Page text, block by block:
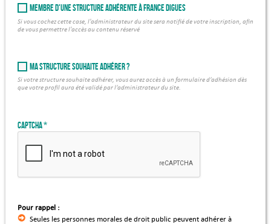
Membre d'une structure adhérente à France Digues
Si vous cochez cette case, l'administrateur du site sera notifié de votre inscription, afin
de vous permettre l'accès au contenu réservé
Ma structure souhaite adhérer ?
Si votre structure souhaite adhérer, vous aurez accès à un formulaire d’adhésion dès
que votre profil aura été validé par l’administrateur du site.
Captcha
Pour rappel :
Seules les personnes morales de droit public peuvent adhérer à